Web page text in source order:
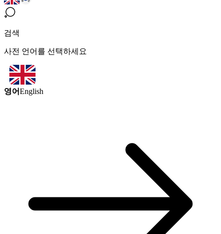
검색
사전 언어를 선택하세요
영어English